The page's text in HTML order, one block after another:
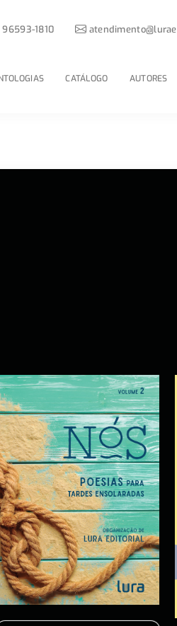
CATÁLOGO AUTORES
96593-1810